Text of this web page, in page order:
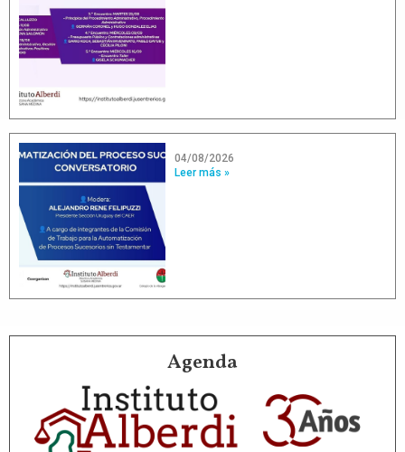
04/08/2026
Leer más »
Agenda